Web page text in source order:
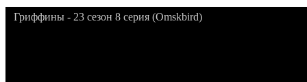
Гриффины - 23 сезон 8 серия (Omskbird)